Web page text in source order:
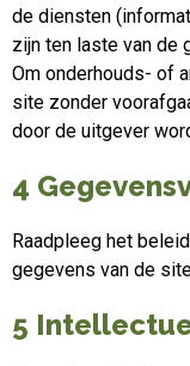
de diensten
zijn ten laste van de
Om onderhouds- of
site zonder
door de uitgever
4
Raadpleeg het
gegevens van de
5